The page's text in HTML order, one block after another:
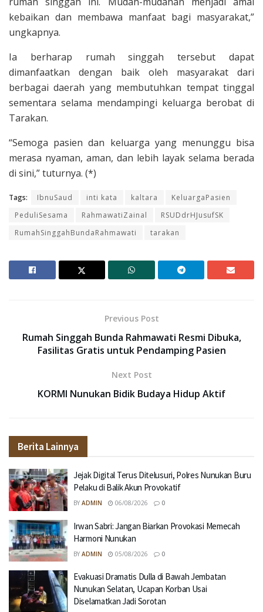
kebaikan dan membawa manfaat bagi masyarakat,”
ungkapnya.
Ia berharap rumah singgah tersebut dapat
dimanfaatkan dengan baik oleh masyarakat dari
berbagai daerah yang membutuhkan tempat tinggal
sementara selama mendampingi keluarga berobat di
Tarakan.
“Semoga pasien dan keluarga yang menunggu bisa
merasa nyaman, aman, dan lebih layak selama berada
di sini,” tuturnya. (*)
Tags: IbnuSaud inti kata kaltara
KeluargaPasien
PeduliSesama
RahmawatiZainal
RSUDdrHJusufSK
RumahSinggahBundaRahmawati
tarakan
Previous Post
Rumah Singgah Bunda Rahmawati Resmi Dibuka,
Fasilitas Gratis untuk Pendamping Pasien
Next Post
KORMI Nunukan Bidik Budaya Hidup Aktif
Berita Lainnya
Jejak Digital Terus Ditelusuri, Polres Nunukan Buru
Pelaku di Balik Akun Provokatif
BY ADMIN 06/08/2026 0
Irwan Sabri: Jangan Biarkan Provokasi Memecah
Harmoni Nunukan
BY ADMIN 05/08/2026 0
Evakuasi Dramatis Dulla di Bawah Jembatan
Nunukan Selatan, Ucapan Korban Usai
Diselamatkan Jadi Sorotan